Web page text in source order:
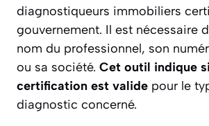
diagnostiqueurs immobiliers
gouvernement. Il est nécessaire
nom du professionnel, son
ou sa société. Cet outil indique
certification est valide pour le
diagnostic concerné.